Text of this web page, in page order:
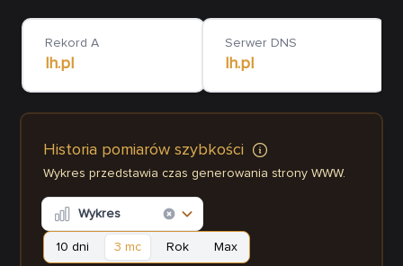
Rekord A
lh.pl
Serwer DNS
lh.pl
Historia pomiarów szybkości
Wykres przedstawia czas generowania strony WWW.
Wykres
10 dni 3 mc Rok Max